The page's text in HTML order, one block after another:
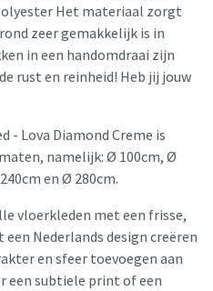
Het materiaal zorgt
zeer gemakkelijk is in
in een handomdraai zijn
rust en reinheid! Heb jij jouw
- Lova Diamond Creme is
namelijk: Ø 100cm, Ø
en Ø 280cm.
vloerkleden met een frisse,
Nederlands design creëren
en sfeer toevoegen aan
een subtiele print of een